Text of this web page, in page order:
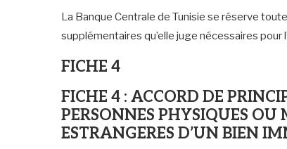
La Banque Centrale de Tunisie se réserve
supplémentaires qu’elle juge nécessaires pour
FICHE 4
FICHE 4 : ACCORD DE
PERSONNES PHYSIQUES OU
ESTRANGERES D’UN BIEN